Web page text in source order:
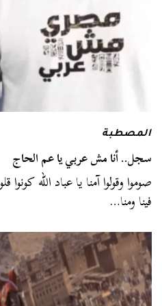
المصطبة
سجل.. أنا مش عربي يا عم الحاج
صوموا وقولوا آمنا يا عباد الله
فينا ومنا…